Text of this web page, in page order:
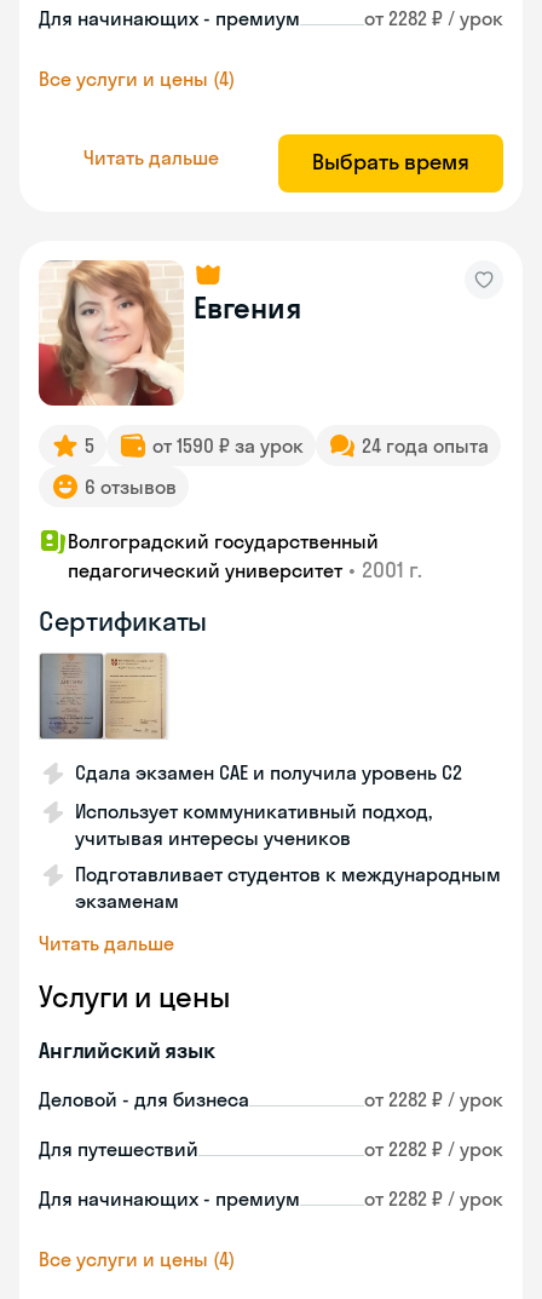
Для начинающих - премиум от 2282 ₽ / урок
Все услуги и цены (4)
Читать дальше Выбрать время
Евгения
5 от 1590 ₽ за урок
24 года опыта
6 отзывов
Волгоградский государственный
педагогический университет • 2001 г.
Сертификаты
Сдала экзамен CAE и получила уровень С2
Использует коммуникативный подход,
учитывая интересы учеников
Подготавливает студентов к международным
экзаменам
Читать дальше
Услуги и цены
Английский язык
Деловой - для бизнеса от 2282 ₽ / урок
Для путешествий от 2282 ₽ / урок
Для начинающих - премиум от 2282 ₽ / урок
Все услуги и цены (4)